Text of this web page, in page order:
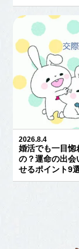
2026.8.4
婚活でも一目惚
の？運命の出会
せるポイント9